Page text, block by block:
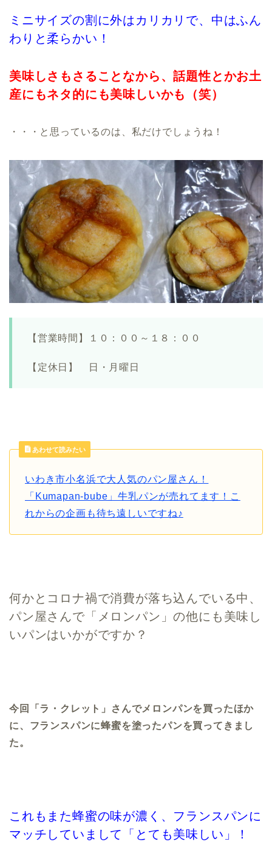
ミニサイズの割に外はカリカリで、中はふん
わりと柔らかい！
美味しさもさることなから、話題性とかお土
産にもネタ的にも美味しいかも（笑）
・・・と思っているのは、私だけでしょうね！
【営業時間】１０：００～１８：００
【定休日】 日・月曜日
あわせて読みたい
いわき市小名浜で大人気のパン屋さん！
「Kumapan-bube」牛乳パンが売れてます！こ
れからの企画も待ち遠しいですね♪
何かとコロナ禍で消費が落ち込んでいる中、
パン屋さんで「メロンパン」の他にも美味し
いパンはいかがですか？
今回「ラ・クレット」さんでメロンパンを買ったほか
に、フランスパンに蜂蜜を塗ったパンを買ってきまし
た。
これもまた蜂蜜の味が濃く、フランスパンに
マッチしていまして「とても美味しい」！